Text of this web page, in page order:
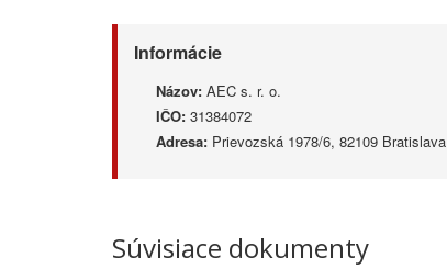
Informácie
Názov: AEC s. r. o.
IČO: 31384072
Adresa: Prievozská 1978/6, 82109 Bratislava
Súvisiace dokumenty